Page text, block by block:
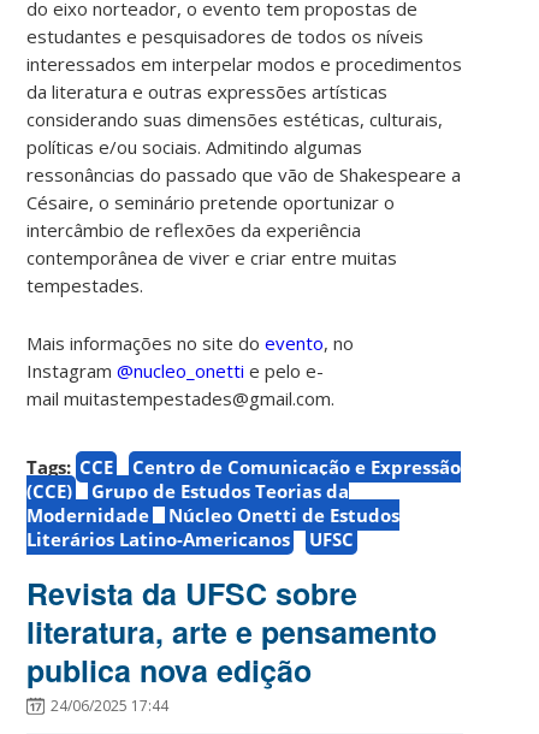
do eixo norteador, o evento tem propostas de
estudantes e pesquisadores de todos os níveis
interessados em interpelar modos e procedimentos
da literatura e outras expressões artísticas
considerando suas dimensões estéticas, culturais,
políticas e/ou sociais. Admitindo algumas
ressonâncias do passado que vão de Shakespeare a
Césaire, o seminário pretende oportunizar o
intercâmbio de reflexões da experiência
contemporânea de viver e criar entre muitas
tempestades.
Mais informações no site doevento, no
Instagram@nucleo_onetti e pelo e-
mailmuitastempestades@gmail.com.
Tags: CCE
Centro de Comunicação e Expressão
(CCE)
Grupo de Estudos Teorias da
Modernidade
Núcleo Onetti de Estudos
Literários Latino-Americanos
UFSC
Revista da UFSC sobre
literatura, arte e pensamento
publica nova edição
24/06/2025 17:44